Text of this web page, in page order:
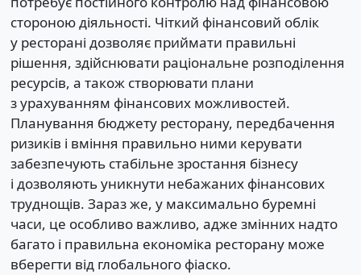
стороною діяльності. Чіткий фінансовий облік
у ресторані дозволяє приймати правильні
рішення, здійснювати раціональне розподілення
ресурсів, а також створювати плани
з урахуванням фінансових можливостей.
Планування бюджету ресторану, передбачення
ризиків і вміння правильно ними керувати
забезпечують стабільне зростання бізнесу
і дозволяють уникнути небажаних фінансових
труднощів. Зараз же, у максимально буремні
часи, це особливо важливо, адже змінних надто
багато і правильна економіка ресторану може
вберегти від глобального фіаско.